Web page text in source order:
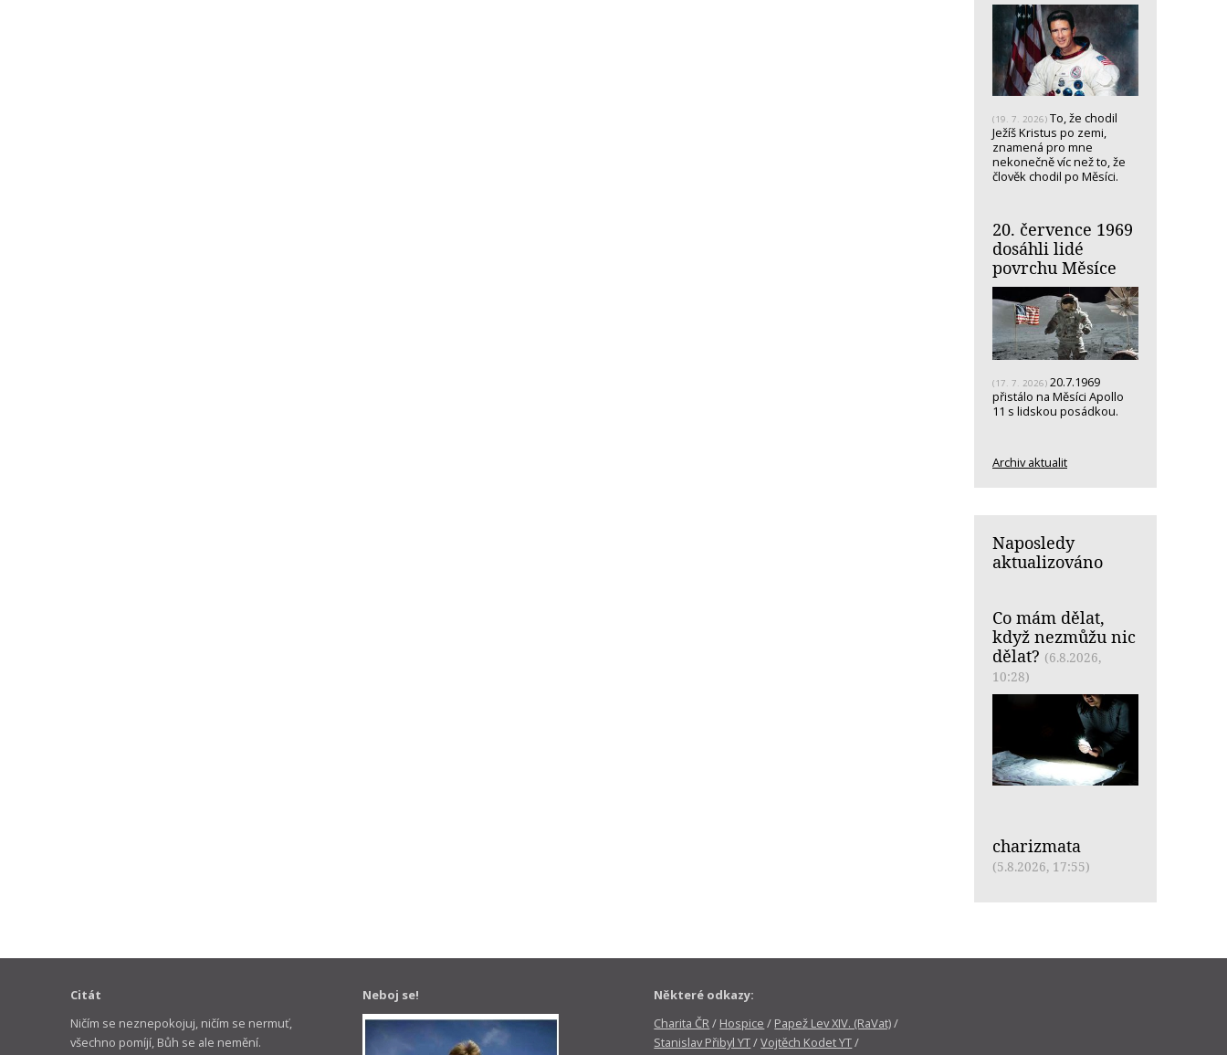
(19. 7. 2026) To, že chodil
Ježíš Kristus po zemi,
znamená pro mne
nekonečně víc než to, že
člověk chodil po Měsíci.
20. července 1969
dosáhli lidé
povrchu Měsíce
(17. 7. 2026) 20.7.1969
přistálo na Měsíci Apollo
11 s lidskou posádkou.
Archiv aktualit
Naposledy
aktualizováno
Co mám dělat,
když nezmůžu nic
dělat? (6.8.2026,
10:28)
charizmata
(5.8.2026, 17:55)
Citát
Ničím se neznepokojuj, ničím se nermuť,
všechno pomíjí, Bůh se ale nemění.
Neboj se!
Některé odkazy:
Charita ČR / Hospice / Papež Lev XIV. (RaVat)/
Stanislav Přibyl YT/Vojtěch Kodet YT/